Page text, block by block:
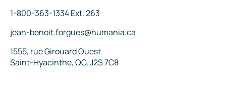
Téléphone
1-800-363-1334 Ext. 263
Courriel
jean-benoit.forgues@humania.ca
Adresse
1555, rue Girouard Ouest
Saint-Hyacinthe, QC, J2S 7C8